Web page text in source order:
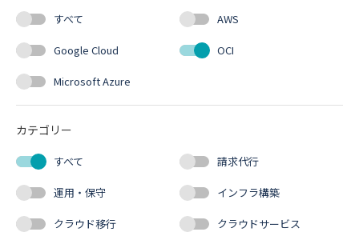
すべて AWS
Google Cloud OCI
Microsoft Azure
カテゴリー
すべて 請求代行
運用・保守 インフラ構築
クラウド移行 クラウドサービス